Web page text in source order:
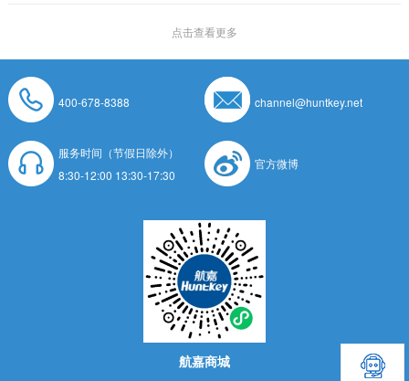
点击查看更多
400-678-8388 channel@huntkey.net
服务时间（节假日除外）
8:30-12:00 13:30-17:30
官方微博
航嘉商城